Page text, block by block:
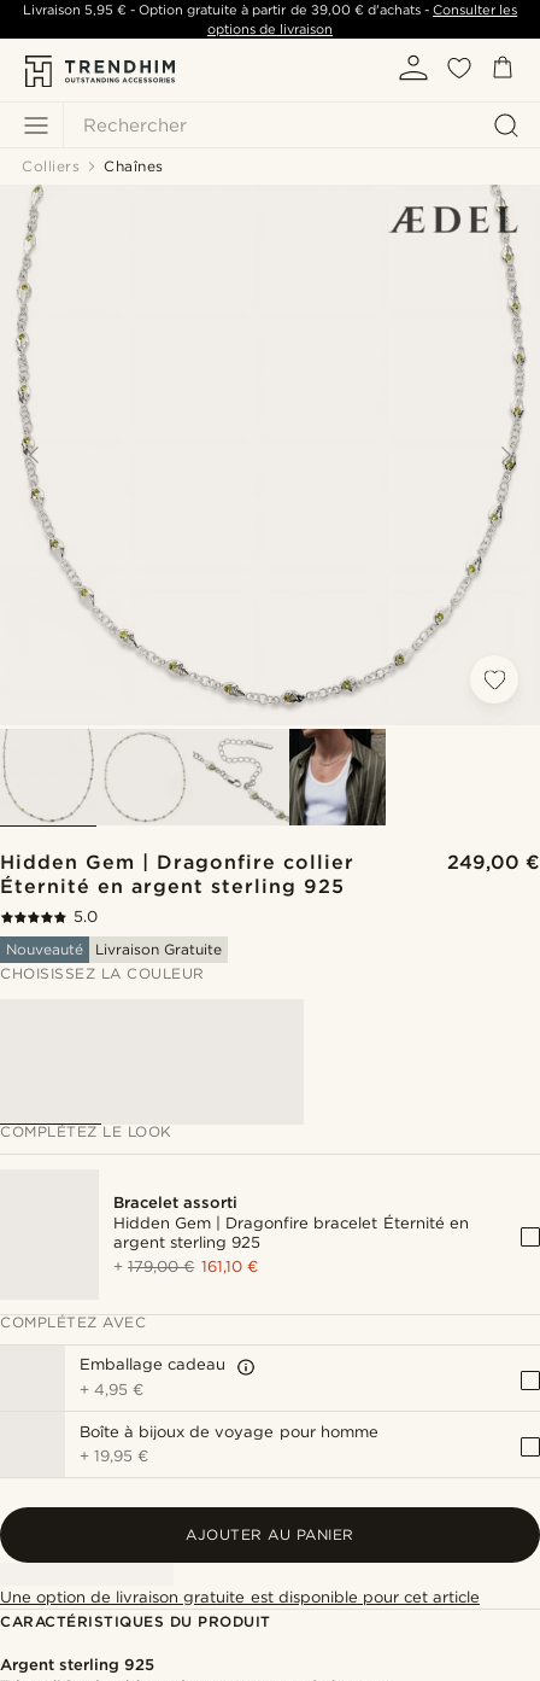
Rechercher
Livraison 5,95 €- Option gratuite à partir de 39,00 €d'achats -Consulter les
options de livraison
Colliers Chaînes
Hidden Gem | Dragonfire collier
Éternité en argent sterling 925
249,00 €
5.0
Nouveauté
Livraison Gratuite
CHOISISSEZ LA COULEUR
COMPLÉTEZ LE LOOK
Bracelet assorti
Hidden Gem | Dragonfire bracelet Éternité en
argent sterling 925
+179,00 € 161,10 €
COMPLÉTEZ AVEC
Emballage cadeau
+4,95 €
Boîte à bijoux de voyage pour homme
+19,95 €
AJOUTER AU PANIER
Une option de livraison gratuite est disponible pour cet article
CARACTÉRISTIQUES DU PRODUIT
Argent sterling 925